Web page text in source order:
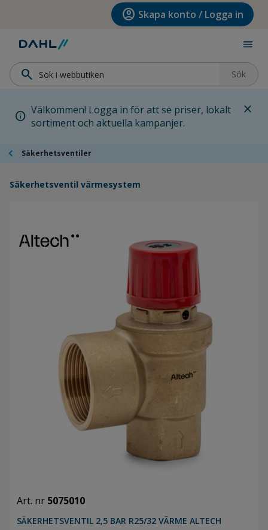
Hoppa till huvudinnehållet account_circle Skapa konto / Logga in
menu
search Sök
info Välkommen! Logga in för att se priser, lokalt
sortiment och aktuella kampanjer.
close
chevron_left Säkerhetsventiler
Säkerhetsventil värmesystem
Art. nr 5075010
SÄKERHETSVENTIL 2,5 BAR R25/32 VÄRME ALTECH